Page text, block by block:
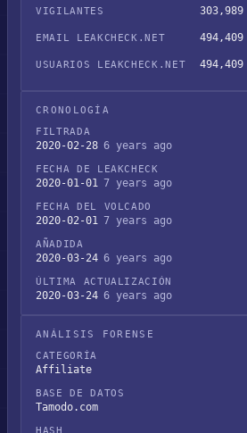
VIGILANTES 303,989
EMAIL LEAKCHECK.NET 494,409
USUARIOS LEAKCHECK.NET 494,409
CRONOLOGÍA
FILTRADA
2020-02-28 6 years ago
FECHA DE LEAKCHECK
2020-01-01 7 years ago
FECHA DEL VOLCADO
2020-02-01 7 years ago
AÑADIDA
2020-03-24 6 years ago
ÚLTIMA ACTUALIZACIÓN
2020-03-24 6 years ago
ANÁLISIS FORENSE
CATEGORÍA
Affiliate
BASE DE DATOS
Tamodo.com